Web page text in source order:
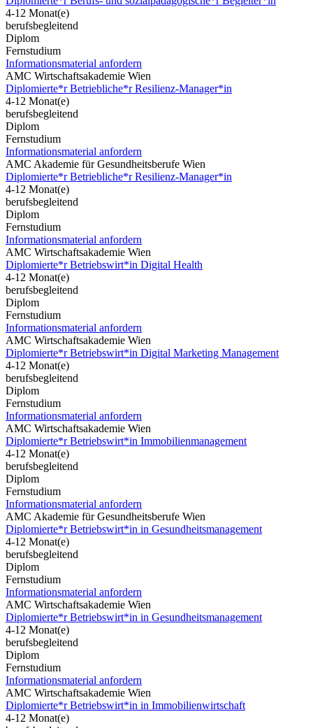
4-12 Monat(e)
berufsbegleitend
Diplom
Fernstudium
Informationsmaterial anfordern
AMC Wirtschaftsakademie Wien
Diplomierte*r Betriebliche*r Resilienz-Manager*in
4-12 Monat(e)
berufsbegleitend
Diplom
Fernstudium
Informationsmaterial anfordern
AMC Akademie für Gesundheitsberufe Wien
Diplomierte*r Betriebliche*r Resilienz-Manager*in
4-12 Monat(e)
berufsbegleitend
Diplom
Fernstudium
Informationsmaterial anfordern
AMC Wirtschaftsakademie Wien
Diplomierte*r Betriebswirt*in Digital Health
4-12 Monat(e)
berufsbegleitend
Diplom
Fernstudium
Informationsmaterial anfordern
AMC Wirtschaftsakademie Wien
Diplomierte*r Betriebswirt*in Digital Marketing Management
4-12 Monat(e)
berufsbegleitend
Diplom
Fernstudium
Informationsmaterial anfordern
AMC Wirtschaftsakademie Wien
Diplomierte*r Betriebswirt*in Immobilienmanagement
4-12 Monat(e)
berufsbegleitend
Diplom
Fernstudium
Informationsmaterial anfordern
AMC Akademie für Gesundheitsberufe Wien
Diplomierte*r Betriebswirt*in in Gesundheitsmanagement
4-12 Monat(e)
berufsbegleitend
Diplom
Fernstudium
Informationsmaterial anfordern
AMC Wirtschaftsakademie Wien
Diplomierte*r Betriebswirt*in in Gesundheitsmanagement
4-12 Monat(e)
berufsbegleitend
Diplom
Fernstudium
Informationsmaterial anfordern
AMC Wirtschaftsakademie Wien
Diplomierte*r Betriebswirt*in in Immobilienwirtschaft
4-12 Monat(e)